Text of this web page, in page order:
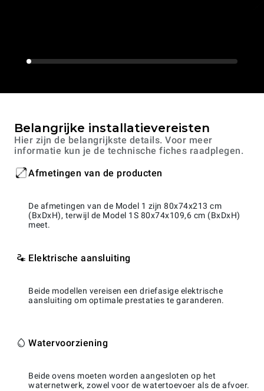
Belangrijke installatievereisten
Hier zijn de belangrijkste details. Voor meer
informatie kun je de technische fiches raadplegen.
Afmetingen van de producten
De afmetingen van de Model 1 zijn 80x74x213 cm
(BxDxH), terwijl de Model 1S 80x74x109,6 cm (BxDxH)
meet.
Elektrische aansluiting
Beide modellen vereisen een driefasige elektrische
aansluiting om optimale prestaties te garanderen.
Watervoorziening
Beide ovens moeten worden aangesloten op het
waternetwerk, zowel voor de watertoevoer als de afvoer.